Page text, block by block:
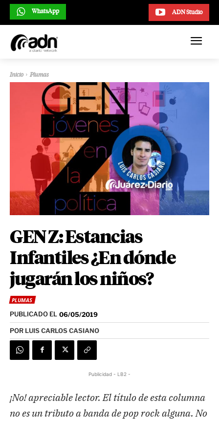
ADN Studio
WhatsApp
Inicio Plumas
GEN Z: Estancias
Infantiles ¿En dónde
jugarán los niños?
PLUMAS
PUBLICADO EL 06/05/2019
POR LUIS CARLOS CASIANO
Publicidad - LB2 -
¡No! apreciable lector. El título de esta columna
no es un tributo a banda de pop rock alguna. No